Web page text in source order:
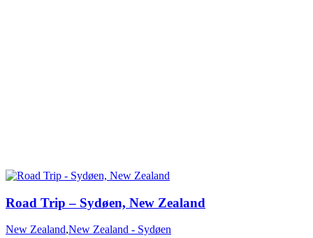
Road Trip – Sydøen, New Zealand
New Zealand,New Zealand - Sydøen